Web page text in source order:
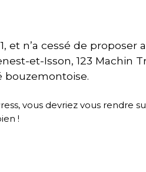
et n’a cessé de
et-Isson, 123 Machin
bouzemontoise.
vous devriez vous rendre
!